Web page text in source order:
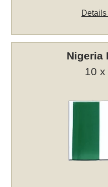
Nigeria
10 x